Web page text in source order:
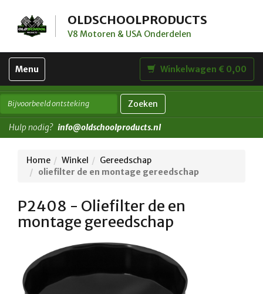
OLDSCHOOLPRODUCTS
V8 Motoren & USA Onderdelen
Toggle
navigation
Menu Winkelwagen € 0,00
Zoeken
Hulp nodig? info@oldschoolproducts.nl
Home Winkel
Gereedschap
oliefilter de en montage gereedschap
P2408 - Oliefilter de en
montage gereedschap